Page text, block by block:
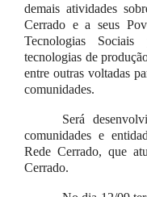
demais atividades
Cerrado e a seus
Tecnologias
tecnologias de
entre outras voltadas
comunidades.
Será
comunidades e
Rede Cerrado, que
Cerrado.